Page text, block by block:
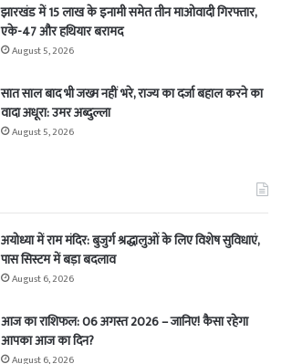
झारखंड में 15 लाख के इनामी समेत तीन माओवादी गिरफ्तार,
एके-47 और हथियार बरामद
August 5, 2026
सात साल बाद भी जख्म नहीं भरे, राज्य का दर्जा बहाल करने का
वादा अधूरा: उमर अब्दुल्ला
August 5, 2026
अयोध्या में राम मंदिर: बुजुर्ग श्रद्धालुओं के लिए विशेष सुविधाएं,
पास सिस्टम में बड़ा बदलाव
August 6, 2026
आज का राशिफल: 06 अगस्त 2026 – जानिए! कैसा रहेगा
आपका आज का दिन?
August 6, 2026